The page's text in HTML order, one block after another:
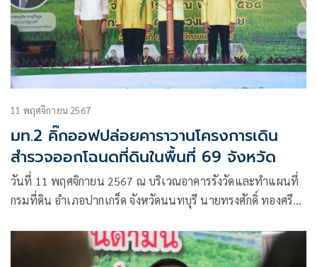
11 พฤศจิกายน 2567
มท.2 คิ๊กออฟปล่อยคาราวานโครงการเดิน
สำรวจออกโฉนดที่ดินในพื้นที่ 69 จังหวัด
วันที่ 11 พฤศจิกายน 2567 ณ บริเวณอาคารรังวัดและทำแผนที่
กรมที่ดิน อำเภอปากเกร็ด จังหวัดนนทบุรี นายทรงศักดิ์ ทองศรี
สมเกียรติ กิจเจริญ คณะทำงานฯ